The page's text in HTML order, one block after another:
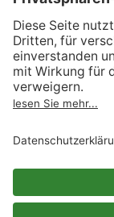
AGB
Informationen
Act
Verträge hier
Impressum